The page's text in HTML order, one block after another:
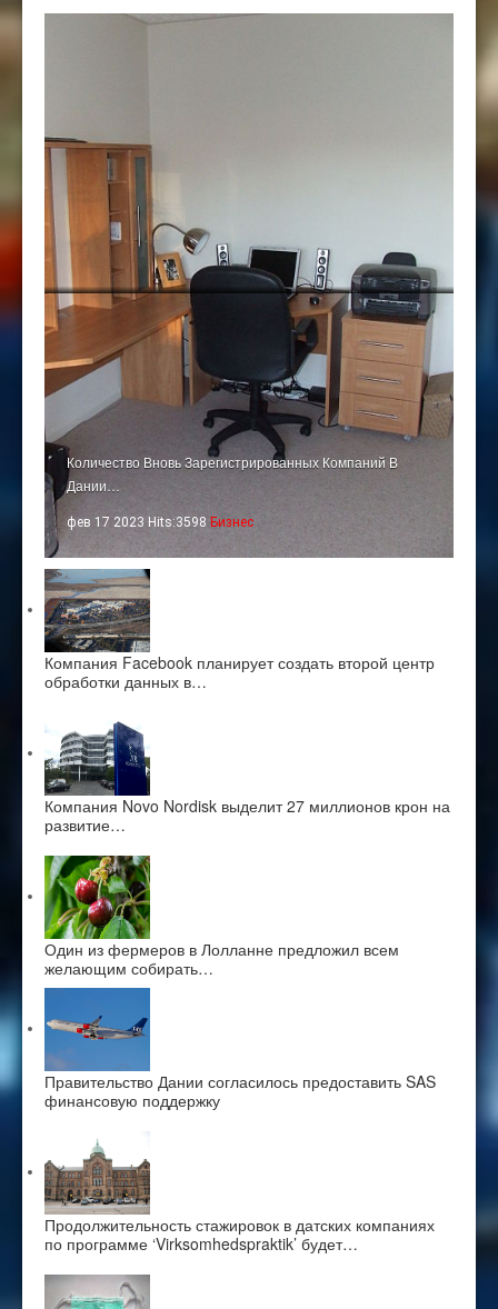
Количество Вновь Зарегистрированных Компаний В
Дании…
фев 17 2023 Hits:3598 Бизнес
Компания Facebook планирует создать второй центр
обработки данных в…
Компания Novo Nordisk выделит 27 миллионов крон на
развитие…
Один из фермеров в Лолланне предложил всем
желающим собирать…
Правительство Дании согласилось предоставить SAS
финансовую поддержку
Продолжительность стажировок в датских компаниях
по программе ‘Virksomhedspraktik’ будет…